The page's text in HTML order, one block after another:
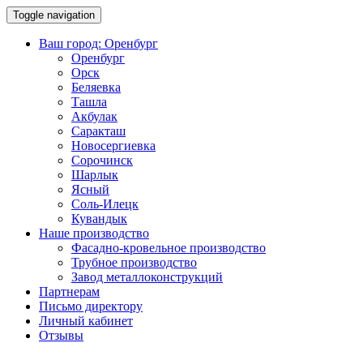
Toggle navigation
Ваш город: Оренбург
Оренбург
Орск
Беляевка
Ташла
Акбулак
Саракташ
Новосергиевка
Сорочинск
Шарлык
Ясный
Соль-Илецк
Кувандык
Наше производство
Фасадно-кровельное производство
Трубное производство
Завод металлоконструкций
Партнерам
Письмо директору
Личный кабинет
Отзывы